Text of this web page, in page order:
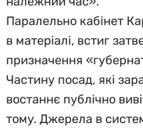
Паралельно кабінет
в матеріалі, встиг
призначення
Частину посад, які
востаннє публічно
тому. Джерела в